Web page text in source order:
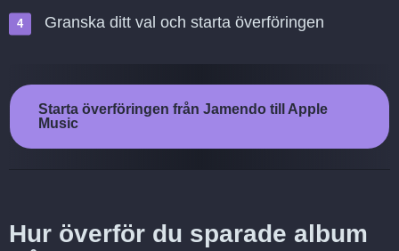
Granska ditt val och starta överföringen
Starta överföringen från Jamendo till Apple
Music
Hur överför du sparade album